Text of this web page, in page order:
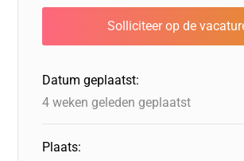
b
o
o
k
dI
n
d
o
n
d
s
A
p
Datum geplaatst:
4 weken geleden geplaatst
Plaats: